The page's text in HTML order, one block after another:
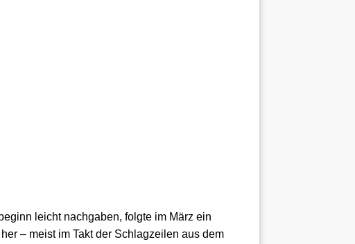
leicht nachgaben, folgte im März ein
– meist im Takt der Schlagzeilen aus dem